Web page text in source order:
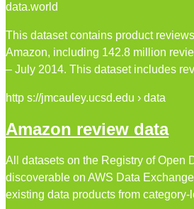
data.world
This dataset contains product
Amazon, including 142.8 million
– July 2014. This dataset includes
http s://jmcauley.ucsd.edu › data
Amazon review data
All datasets on the Registry of Open
discoverable on AWS Data
existing data products from